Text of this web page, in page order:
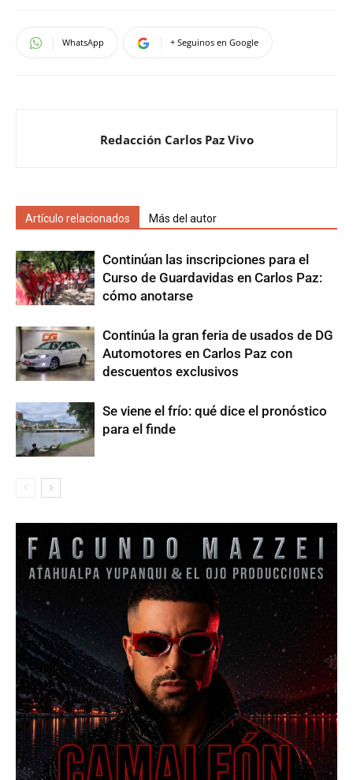
WhatsApp + Seguinos en Google
Redacción Carlos Paz Vivo
Artículo relacionados Más del autor
Continúan las inscripciones para el
Curso de Guardavidas en Carlos Paz:
cómo anotarse
Continúa la gran feria de usados de DG
Automotores en Carlos Paz con
descuentos exclusivos
Se viene el frío: qué dice el pronóstico
para el finde